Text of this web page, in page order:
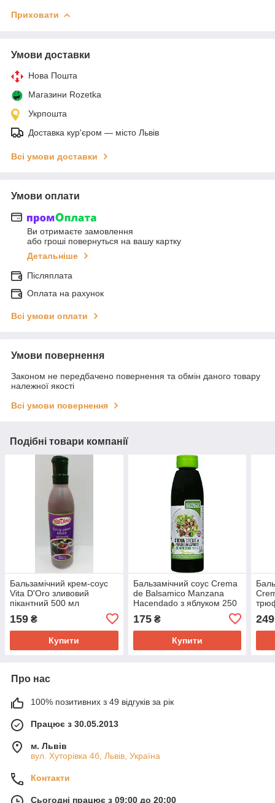
Приховати
Умови доставки
Нова Пошта
Магазини Rozetka
Укрпошта
Доставка кур'єром — місто Львів
Всі умови доставки
Умови оплати
Ви отримаєте замовлення
або гроші повернуться на вашу картку
Детальніше
Післяплата
Оплата на рахунок
Всі умови оплати
Умови повернення
Законом не передбачено повернення та обмін даного товару
належної якості
Всі умови повернення
Подібні товари компанії
Бальзамічний крем-соус
Vita D'Oro зливовий
пікантний 500 мл
159 ₴
Купити
Бальзамічний соус Crema
de Balsamico Manzana
Hacendado з яблуком 250
175₴
Купити
249
Про нас
100% позитивних з 49 відгуків за рік
Працює з 30.05.2013
м. Львів
вул. Хуторівка 4б, Львів, Україна
Контакти
Сьогодні працює з 09:00 до 20:00